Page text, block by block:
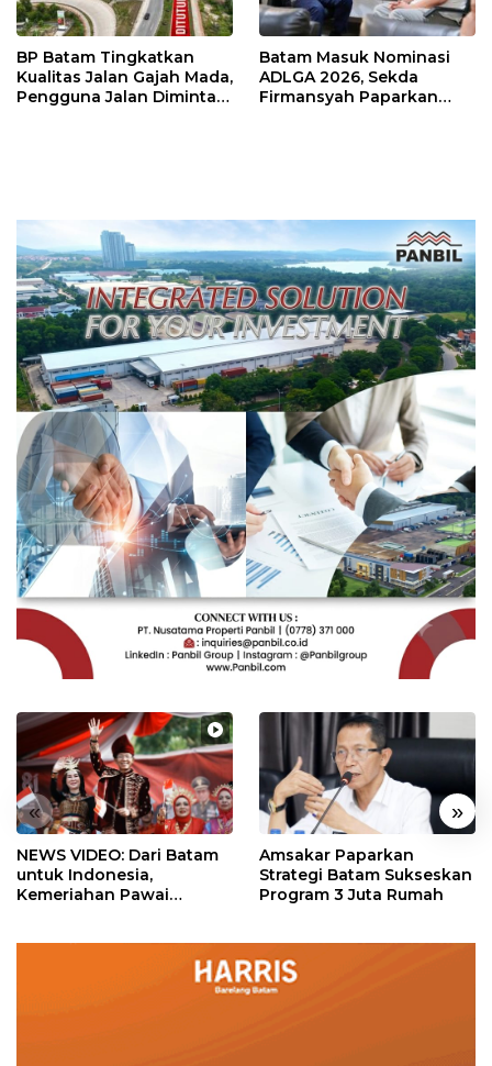
BP Batam Tingkatkan
Kualitas Jalan Gajah Mada,
Pengguna Jalan Diminta
Batam Masuk Nominasi
ADLGA 2026, Sekda
Firmansyah Paparkan
« »
NEWS VIDEO: Dari Batam
untuk Indonesia,
Kemeriahan Pawai
Amsakar Paparkan
Strategi Batam Sukseskan
Program 3 Juta Rumah